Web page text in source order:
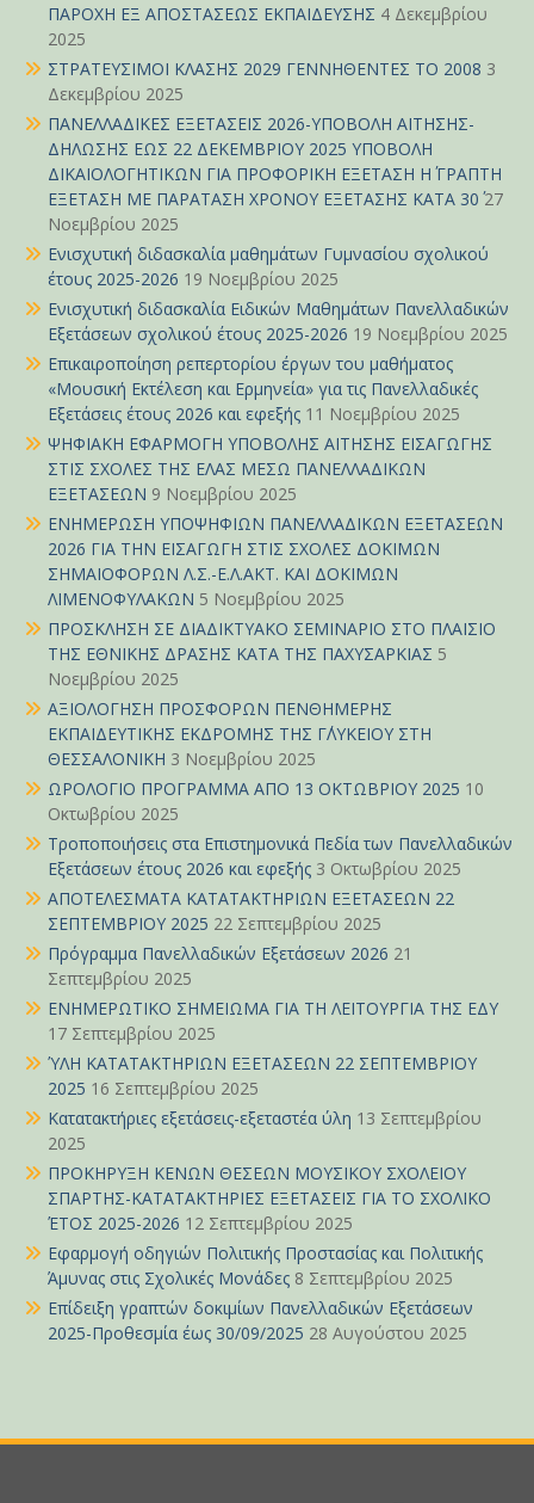
ΠΑΡΟΧΗ ΕΞ ΑΠΟΣΤΑΣΕΩΣ ΕΚΠΑΙΔΕΥΣΗΣ 4 Δεκεμβρίου
2025
ΣΤΡΑΤΕΥΣΙΜΟΙ ΚΛΑΣΗΣ 2029 ΓΕΝΝΗΘΕΝΤΕΣ ΤΟ 2008 3
Δεκεμβρίου 2025
ΠΑΝΕΛΛΑΔΙΚΕΣ ΕΞΕΤΑΣΕΙΣ 2026-ΥΠΟΒΟΛΗ ΑΙΤΗΣΗΣ-
ΔΗΛΩΣΗΣ ΕΩΣ 22 ΔΕΚΕΜΒΡΙΟΥ 2025 ΥΠΟΒΟΛΗ
ΔΙΚΑΙΟΛΟΓΗΤΙΚΩΝ ΓΙΑ ΠΡΟΦΟΡΙΚΗ ΕΞΕΤΑΣΗ Η΄ ΓΡΑΠΤΗ
ΕΞΕΤΑΣΗ ΜΕ ΠΑΡΑΤΑΣΗ ΧΡΟΝΟΥ ΕΞΕΤΑΣΗΣ ΚΑΤΑ 30΄ 27
Νοεμβρίου 2025
Ενισχυτική διδασκαλία μαθημάτων Γυμνασίου σχολικού
έτους 2025-2026 19 Νοεμβρίου 2025
Ενισχυτική διδασκαλία Ειδικών Μαθημάτων Πανελλαδικών
Εξετάσεων σχολικού έτους 2025-2026 19 Νοεμβρίου 2025
Επικαιροποίηση ρεπερτορίου έργων του μαθήματος
«Μουσική Εκτέλεση και Ερμηνεία» για τις Πανελλαδικές
Εξετάσεις έτους 2026 και εφεξής 11 Νοεμβρίου 2025
ΨΗΦΙΑΚΗ ΕΦΑΡΜΟΓΗ ΥΠΟΒΟΛΗΣ ΑΙΤΗΣΗΣ ΕΙΣΑΓΩΓΗΣ
ΣΤΙΣ ΣΧΟΛΕΣ ΤΗΣ ΕΛΑΣ ΜΕΣΩ ΠΑΝΕΛΛΑΔΙΚΩΝ
ΕΞΕΤΑΣΕΩΝ 9 Νοεμβρίου 2025
ΕΝΗΜΕΡΩΣΗ ΥΠΟΨΗΦΙΩΝ ΠΑΝΕΛΛΑΔΙΚΩΝ ΕΞΕΤΑΣΕΩΝ
2026 ΓΙΑ ΤΗΝ ΕΙΣΑΓΩΓΗ ΣΤΙΣ ΣΧΟΛΕΣ ΔΟΚΙΜΩΝ
ΣΗΜΑΙΟΦΟΡΩΝ Λ.Σ.-Ε.Λ.ΑΚΤ. ΚΑΙ ΔΟΚΙΜΩΝ
ΛΙΜΕΝΟΦΥΛΑΚΩΝ 5 Νοεμβρίου 2025
ΠΡΟΣΚΛΗΣΗ ΣΕ ΔΙΑΔΙΚΤΥΑΚΟ ΣΕΜΙΝΑΡΙΟ ΣΤΟ ΠΛΑΙΣΙΟ
ΤΗΣ ΕΘΝΙΚΗΣ ΔΡΑΣΗΣ ΚΑΤΑ ΤΗΣ ΠΑΧΥΣΑΡΚΙΑΣ 5
Νοεμβρίου 2025
ΑΞΙΟΛΟΓΗΣΗ ΠΡΟΣΦΟΡΩΝ ΠΕΝΘΗΜΕΡΗΣ
ΕΚΠΑΙΔΕΥΤΙΚΗΣ ΕΚΔΡΟΜΗΣ ΤΗΣ Γ΄ΛΥΚΕΙΟΥ ΣΤΗ
ΘΕΣΣΑΛΟΝΙΚΗ 3 Νοεμβρίου 2025
ΩΡΟΛΟΓΙΟ ΠΡΟΓΡΑΜΜΑ ΑΠΟ 13 ΟΚΤΩΒΡΙΟΥ 2025 10
Οκτωβρίου 2025
Τροποποιήσεις στα Επιστημονικά Πεδία των Πανελλαδικών
Εξετάσεων έτους 2026 και εφεξής 3 Οκτωβρίου 2025
ΑΠΟΤΕΛΕΣΜΑΤΑ ΚΑΤΑΤΑΚΤΗΡΙΩΝ ΕΞΕΤΑΣΕΩΝ 22
ΣΕΠΤΕΜΒΡΙΟΥ 2025 22 Σεπτεμβρίου 2025
Πρόγραμμα Πανελλαδικών Εξετάσεων 2026 21
Σεπτεμβρίου 2025
ΕΝΗΜΕΡΩΤΙΚΟ ΣΗΜΕΙΩΜΑ ΓΙΑ ΤΗ ΛΕΙΤΟΥΡΓΙΑ ΤΗΣ ΕΔΥ
17 Σεπτεμβρίου 2025
ΎΛΗ ΚΑΤΑΤΑΚΤΗΡΙΩΝ ΕΞΕΤΑΣΕΩΝ 22 ΣΕΠΤΕΜΒΡΙΟΥ
2025 16 Σεπτεμβρίου 2025
Κατατακτήριες εξετάσεις-εξεταστέα ύλη 13 Σεπτεμβρίου
2025
ΠΡΟΚΗΡΥΞΗ ΚΕΝΩΝ ΘΕΣΕΩΝ ΜΟΥΣΙΚΟΥ ΣΧΟΛΕΙΟΥ
ΣΠΑΡΤΗΣ-ΚΑΤΑΤΑΚΤΗΡΙΕΣ ΕΞΕΤΑΣΕΙΣ ΓΙΑ ΤΟ ΣΧΟΛΙΚΟ
ΈΤΟΣ 2025-2026 12 Σεπτεμβρίου 2025
Εφαρμογή οδηγιών Πολιτικής Προστασίας και Πολιτικής
Άμυνας στις Σχολικές Μονάδες 8 Σεπτεμβρίου 2025
Επίδειξη γραπτών δοκιμίων Πανελλαδικών Εξετάσεων
2025-Προθεσμία έως 30/09/2025 28 Αυγούστου 2025